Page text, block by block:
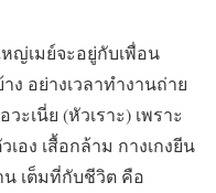
ญ่เมย์จะอยู่กับเพื่อน
ง อย่างเวลาทำงานถ่าย
ะเนี่ย (หัวเราะ) เพราะ
เอง เสื้อกล้าม กางเกงยีน
น เต็มที่กับชีวิต คือ